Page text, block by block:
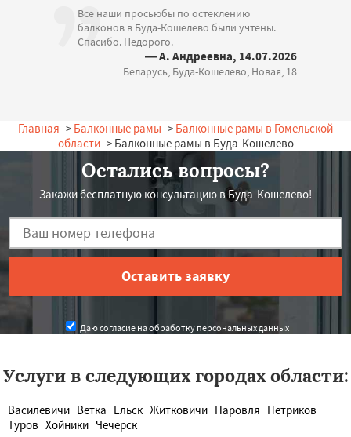
Все наши просьюбы по остеклению
балконов в Буда-Кошелево были учтены.
Спасибо. Недорого.
— А. Андреевна, 14.07.2026
Беларусь, Буда-Кошелево, Новая, 18
Главная -> Балконные рамы -> Балконные рамы в Гомельской
области-> Балконные рамы в Буда-Кошелево
Остались вопросы?
Закажи бесплатную консультацию в Буда-Кошелево!
Даю согласие на обработку персональных данных
Услуги в следующих городах области:
Василевичи Ветка Ельск Житковичи Наровля Петриков
Туров Хойники Чечерск